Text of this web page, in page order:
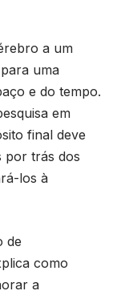
a um
uma
e do tempo.
em
final deve
por trás dos
los à
de
como
a